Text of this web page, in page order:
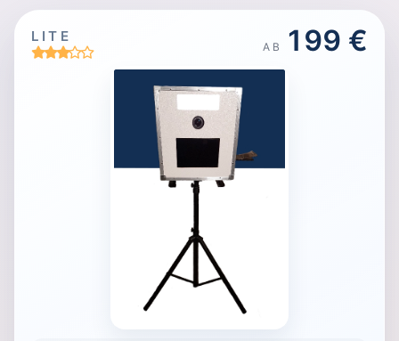
LITE
AB 199 €